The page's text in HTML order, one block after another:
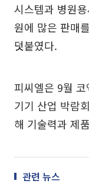
시스템과 병원
원에 많은 판매
덧붙였다.
피씨엘은 9월
기기 산업 박람
해 기술력과 제
관련 뉴스